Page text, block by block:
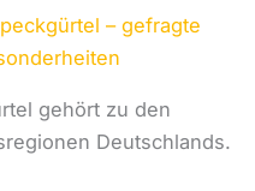
– gefragte
gehört zu den
Deutschlands.